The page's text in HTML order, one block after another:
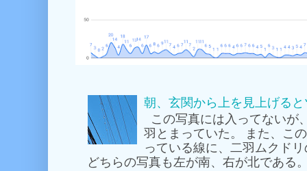
朝、玄関から上を見上げる
この写真には入ってないが
羽とまっていた。 また、こ
っている線に、二羽ムクド
どちらの写真も左が南、右が北である